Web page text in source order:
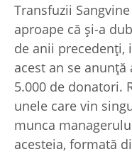
Transfuzii
aproape că și-a
de anii
acest an se
5.000 de donatori.
unele care vin
munca
acesteia, formată